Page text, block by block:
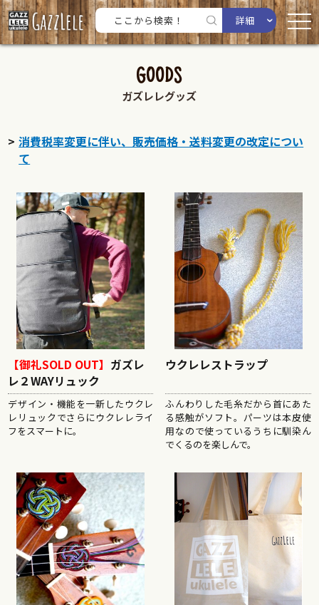
詳細
GOODS
ガズレレグッズ
消費税率変更に伴い、販売価格・送料変更の改定につい
て
【御礼SOLD OUT】 ガズレ
レ２WAYリュック
デザイン・機能を一新したウクレ
レリュックでさらにウクレレライ
フをスマートに。
ウクレレストラップ
ふんわりした毛糸だから首にあた
る感触がソフト。パーツは本皮使
用なので使っているうちに馴染ん
でくるのを楽しんで。